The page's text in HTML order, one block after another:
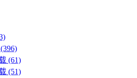
(396)
(61)
(51)